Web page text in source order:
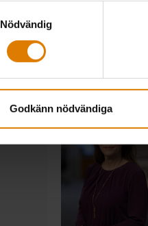
Nödvändig
Godkänn nödvändiga
Kontakt